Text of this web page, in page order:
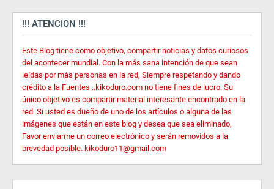
!!! ATENCION !!!
Este Blog tiene como objetivo, compartir noticias y datos curiosos
del acontecer mundial. Con la más sana intención de que sean
leídas por más personas en la red, Siempre respetando y dando
crédito a la Fuentes ..kikoduro.com no tiene fines de lucro. Su
único objetivo es compartir material interesante encontrado en la
red. Si usted es dueño de uno de los artículos o alguna de las
imágenes que están en este blog y desea que sea eliminado,
Favor enviarme un correo electrónico y serán removidos a la
brevedad posible. kikoduro11@gmail.com